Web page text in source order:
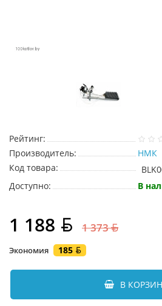
Рейтинг:
Производитель:
НМК
Код товара:
Доступно:
В
1 188 1 373
Экономия 185
В